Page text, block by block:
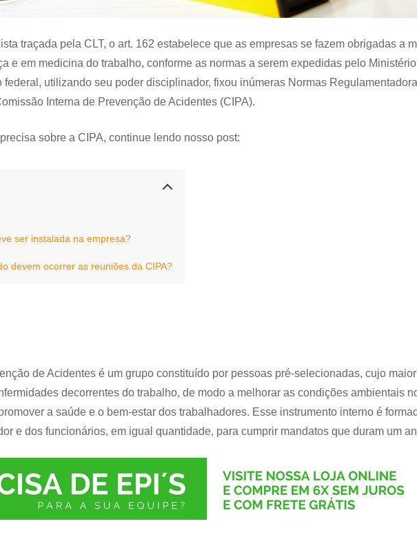
traçada pela CLT, o art. 162 estabelece que as empresas se fazem obrigadas a
e em medicina do trabalho, conforme as normas a serem expedidas pelo
federal, utilizando seu poder disciplinador, fixou inúmeras Normas
Interna de Prevenção de Acidentes (CIPA).
sobre a CIPA, continue lendo nosso post:
ser instalada na empresa?
devem ocorrer as reuniões da CIPA?
de Acidentes é um grupo constituído por pessoas pré-selecionadas, cujo
decorrentes do trabalho, de modo a melhorar as condições ambientais
a saúde e o bem-estar dos trabalhadores. Esse instrumento interno é
e dos funcionários, em igual quantidade, para cumprir mandatos que duram um